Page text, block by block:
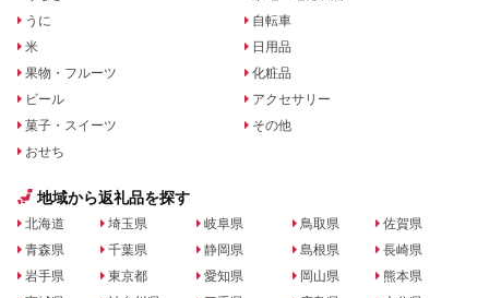
うに
米
果物・フルーツ
ビール
菓子・スイーツ
おせち
自転車
日用品
化粧品
アクセサリー
その他
地域から返礼品を探す
北海道
青森県
岩手県
埼玉県
千葉県
東京都
岐阜県
静岡県
愛知県
鳥取県
島根県
岡山県
佐賀県
長崎県
熊本県